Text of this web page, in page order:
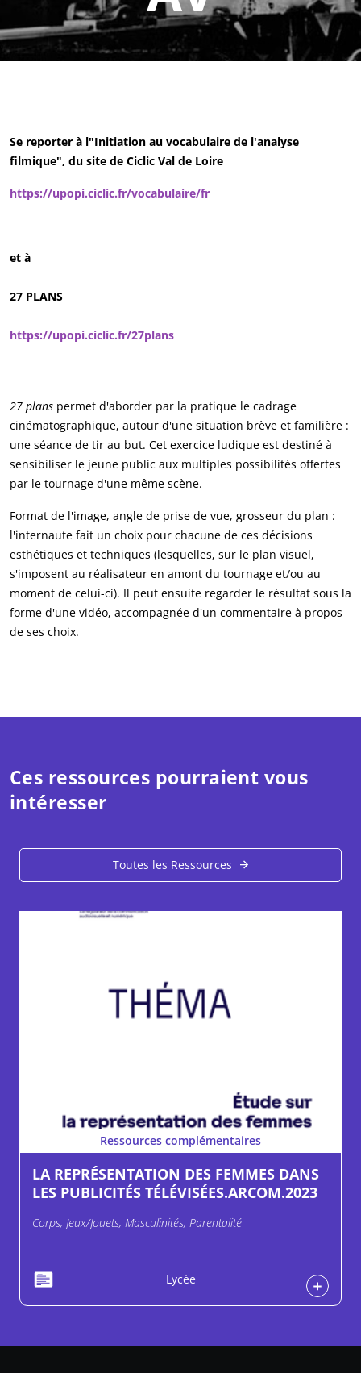
Se reporter à l"Initiation au vocabulaire de l'analyse
filmique", du site de Ciclic Val de Loire
https://upopi.ciclic.fr/vocabulaire/fr
et à
27 PLANS
https://upopi.ciclic.fr/27plans
27 plans permet d'aborder par la pratique le cadrage
cinématographique, autour d'une situation brève et familière :
une séance de tir au but. Cet exercice ludique est destiné à
sensibiliser le jeune public aux multiples possibilités offertes
par le tournage d'une même scène.
Format de l'image, angle de prise de vue, grosseur du plan :
l'internaute fait un choix pour chacune de ces décisions
esthétiques et techniques (lesquelles, sur le plan visuel,
s'imposent au réalisateur en amont du tournage et/ou au
moment de celui-ci). Il peut ensuite regarder le résultat sous la
forme d'une vidéo, accompagnée d'un commentaire à propos
de ses choix.
Ces ressources pourraient vous
intéresser
Toutes les Ressources
Ressources complémentaires
LA REPRÉSENTATION DES FEMMES DANS
LES PUBLICITÉS TÉLÉVISÉES.ARCOM.2023
Corps, Jeux/Jouets, Masculinités, Parentalité
Lycée